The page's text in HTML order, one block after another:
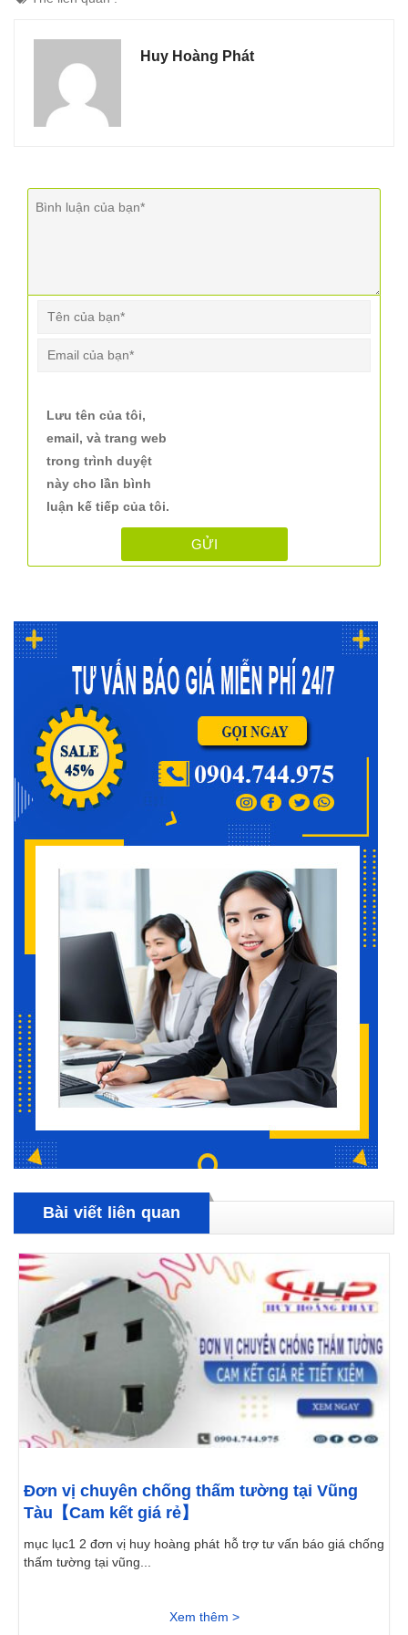
Huy Hoàng Phát
Lưu tên của tôi,
email, và trang web
trong trình duyệt
này cho lần bình
luận kế tiếp của tôi.
Bài viết liên quan
Đơn vị chuyên chống thấm tường tại Vũng
Tàu【Cam kết giá rẻ】
mục lục1 2 đơn vị huy hoàng phát hỗ trợ tư vấn báo giá chống
thấm tường tại vũng...
Xem thêm >